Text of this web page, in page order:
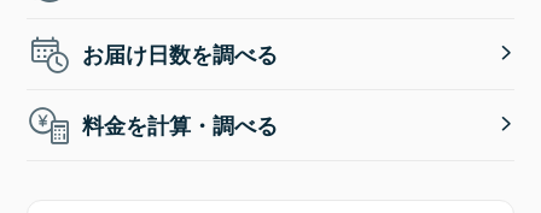
お届け日数を調べる
料金を計算・調べる